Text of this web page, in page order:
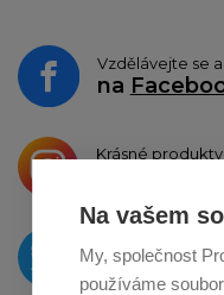
Vzdělávejte se
na
Krásné
O novinkách
naTwitteru
Na vašem
My, společnost
používáme